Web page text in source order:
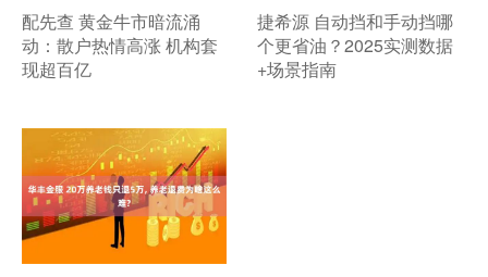
​配先查 黄金牛市暗流涌
动：散户热情高涨 机构套
现超百亿
​捷希源 自动挡和手动挡哪
个更省油？2025实测数据
+场景指南